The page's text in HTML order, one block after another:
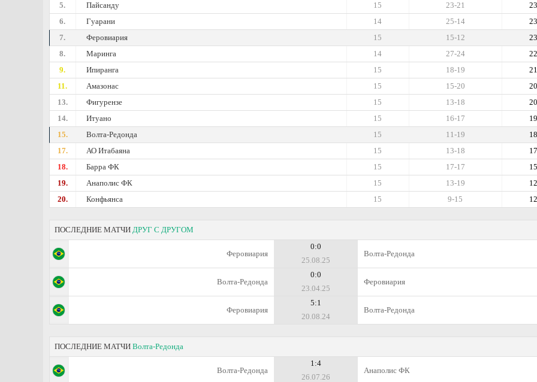
5.
Пайсанду 23
23-21
15
6.
Гуарани 23
25-14
14
7.
Феровиария 23
15-12
15
8.
Маринга 22
27-24
14
9.
Ипиранга 21
18-19
15
11.
Амазонас 20
15-20
15
13.
Фигурензе 20
13-18
15
14.
Итуано 19
16-17
15
15.
Волта-Редонда 18
11-19
15
17.
АО Итабаяна 17
13-18
15
18.
Барра ФК 15
17-17
15
19.
Анаполис ФК 12
13-19
15
20.
Конфьянса 12
9-15
15
ПОСЛЕДНИЕ МАТЧИ ДРУГ С ДРУГОМ
Феровиария
0:0
25.08.25
Волта-Редонда
Волта-Редонда
0:0
23.04.25
Феровиария
Феровиария
5:1
20.08.24
Волта-Редонда
ПОСЛЕДНИЕ МАТЧИ Волта-Редонда
Волта-Редонда
1:4
26.07.26
Анаполис ФК